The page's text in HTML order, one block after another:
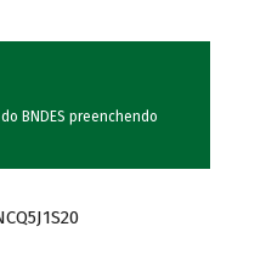
BNDES preenchendo